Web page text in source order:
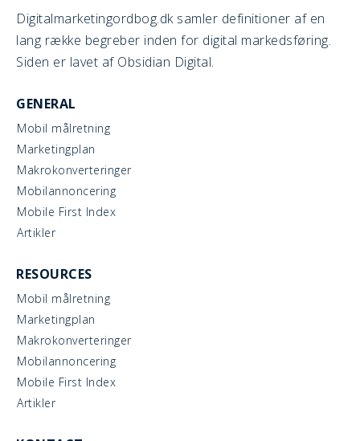
Digitalmarketingordbog.dk samler definitioner af en
lang række begreber inden for digital markedsføring.
Siden er lavet af Obsidian Digital.
GENERAL
Mobil målretning
Marketingplan
Makrokonverteringer
Mobilannoncering
Mobile First Index
Artikler
RESOURCES
Mobil målretning
Marketingplan
Makrokonverteringer
Mobilannoncering
Mobile First Index
Artikler